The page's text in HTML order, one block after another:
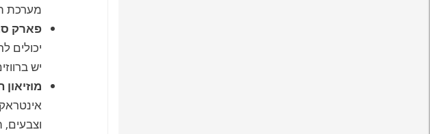
מערכת
פארק
יכולים
יש